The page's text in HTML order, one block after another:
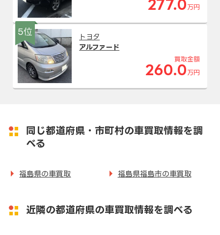
277.0 万円
5位
トヨタ
アルファード
買取金額
260.0 万円
同じ都道府県・市町村の車買取情報を調
べる
福島県の車買取 福島県福島市の車買取
近隣の都道府県の車買取情報を調べる